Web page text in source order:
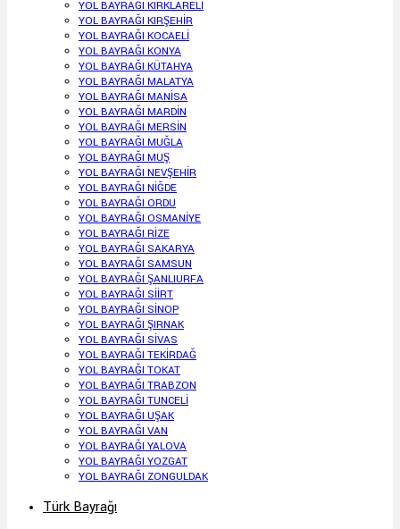
YOL BAYRAĞI KIRKLARELİ
YOL BAYRAĞI KIRŞEHİR
YOL BAYRAĞI KOCAELİ
YOL BAYRAĞI KONYA
YOL BAYRAĞI KÜTAHYA
YOL BAYRAĞI MALATYA
YOL BAYRAĞI MANİSA
YOL BAYRAĞI MARDİN
YOL BAYRAĞI MERSİN
YOL BAYRAĞI MUĞLA
YOL BAYRAĞI MUŞ
YOL BAYRAĞI NEVŞEHİR
YOL BAYRAĞI NİĞDE
YOL BAYRAĞI ORDU
YOL BAYRAĞI OSMANİYE
YOL BAYRAĞI RİZE
YOL BAYRAĞI SAKARYA
YOL BAYRAĞI SAMSUN
YOL BAYRAĞI ŞANLIURFA
YOL BAYRAĞI SİİRT
YOL BAYRAĞI SİNOP
YOL BAYRAĞI ŞIRNAK
YOL BAYRAĞI SİVAS
YOL BAYRAĞI TEKİRDAĞ
YOL BAYRAĞI TOKAT
YOL BAYRAĞI TRABZON
YOL BAYRAĞI TUNCELİ
YOL BAYRAĞI UŞAK
YOL BAYRAĞI VAN
YOL BAYRAĞI YALOVA
YOL BAYRAĞI YOZGAT
YOL BAYRAĞI ZONGULDAK
Türk Bayrağı